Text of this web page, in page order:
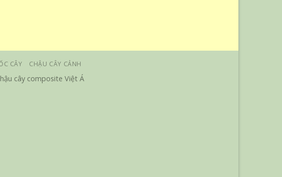
CÂY CHẬU CÂY CẢNH
cây composite Việt Á